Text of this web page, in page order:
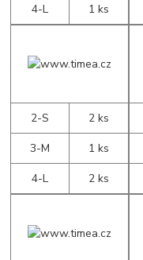
4-L
1 ks
2-S
2 ks
3-M
1 ks
4-L
2 ks